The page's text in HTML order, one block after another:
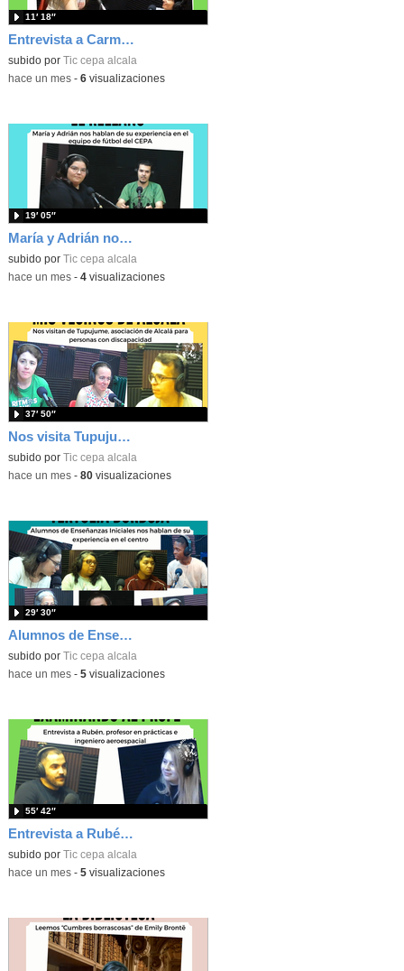
Entrevista a Carmen, administrativa del centro
subido por Tic cepa alcala
11′ 18″
-hace un mes- 6visualizaciones
María y Adrián nos cuentan su experiencia en el equipo de fútbol del CEPA
subido por Tic cepa alcala
19′ 05″
-hace un mes- 4visualizaciones
Nos visita Tupujume, asociación para personas con discapacidad
subido por Tic cepa alcala
37′ 50″
-hace un mes- 80visualizaciones
Alumnos de Enseñanzas Iniciales nos cuentan su experiencia en el centro
subido por Tic cepa alcala
29′ 30″
-hace un mes- 5visualizaciones
Entrevista a Rubén, profesor en prácticas e ingeniero aeroespacial
subido por Tic cepa alcala
55′ 42″
-hace un mes- 5visualizaciones